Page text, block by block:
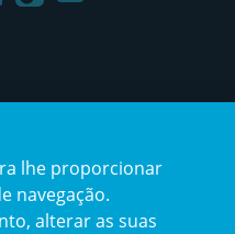
lhe proporcionar
navegação.
alterar as suas